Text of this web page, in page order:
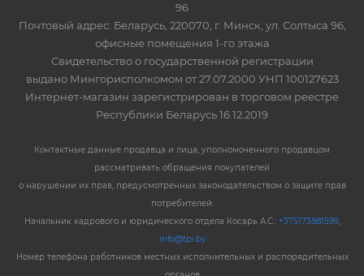
96
Почтовый адрес: Беларусь, 220070, г. Минск, ул. Солтыса 96,
офисные помещения 1-го этажа
Свидетельство о государственной регистрации
выдано Мингорисполкомом от 27.07.2000 УНП 100127623
Интернет-магазин зарегистрирован в торговом реестре
Республики Беларусь 16.12.2019
Контактные данные продавца и лица, уполномоченного продавцом
рассматривать обращения покупателей
о нарушении их прав, предусмотренных законодательством о защите прав
потребителей:
Начальник кадрового и юридического отдела Косарь А.С.: +375173881599,
info@tpi.by
Номер телефона работников местных исполнительных и распорядительных